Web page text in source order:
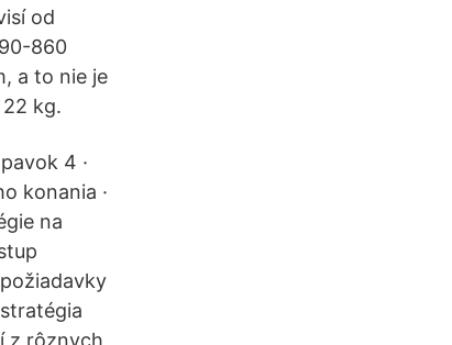
od
860
a to nie je
kg.
4 ·
konania ·
na
z rôznych